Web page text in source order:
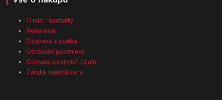
O nás - kontakty
Reference
Doprava a platba
Obchodní podmínky
Ochrana osobních údajů
Záruka nejnižší ceny